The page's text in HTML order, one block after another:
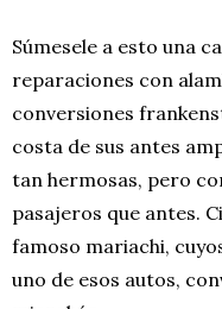
Súmesele a esto una
reparaciones con
conversiones
costa de sus antes
tan hermosas, pero
pasajeros que antes.
famoso mariachi,
uno de esos autos,